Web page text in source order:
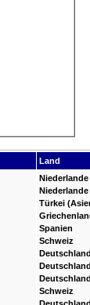
Land
Niederlande
Niederlande
Türkei
Spanien
Schweiz
Deutschland
Deutschland
Deutschland
Schweiz